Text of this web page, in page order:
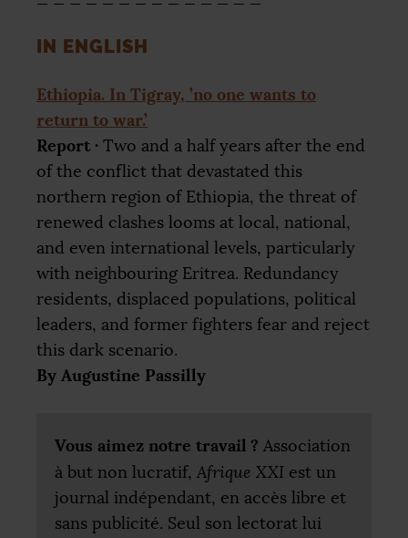
IN ENGLISH
Ethiopia. In Tigray, ’no one wants to
return to war.’
Report · Two and a half years after the end
of the conflict that devastated this
northern region of Ethiopia, the threat of
renewed clashes looms at local, national,
and even international levels, particularly
with neighbouring Eritrea. Redundancy
residents, displaced populations, political
leaders, and former fighters fear and reject
this dark scenario.
By Augustine Passilly
Vous aimez notre travail ? Association
à but non lucratif, Afrique XXI est un
journal indépendant, en accès libre et
sans publicité. Seul son lectorat lui